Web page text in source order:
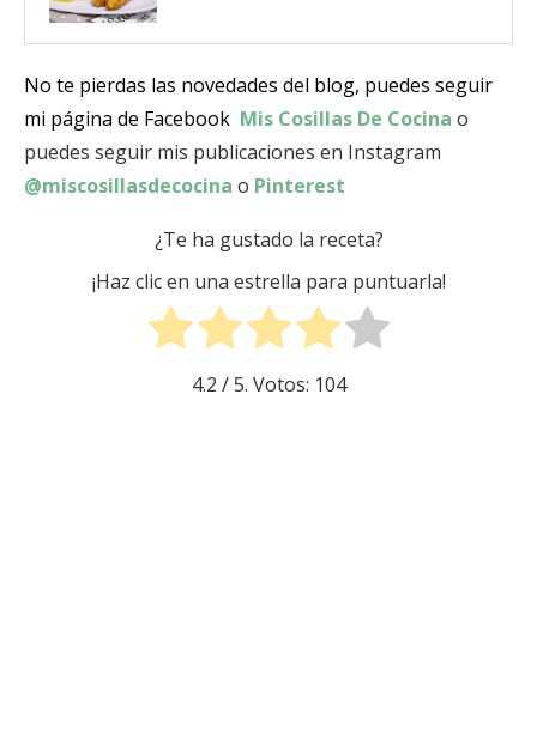
No te pierdas las novedades del blog, puedes seguir
mi página de Facebook Mis Cosillas De Cocina o
puedes seguir mis publicaciones en Instagram
@miscosillasdecocina o Pinterest
¿Te ha gustado la receta?
¡Haz clic en una estrella para puntuarla!
4.2 / 5. Votos: 104